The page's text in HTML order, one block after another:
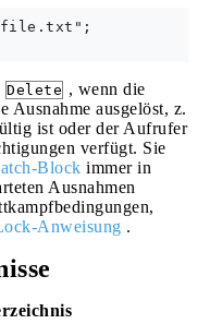
Delete , wenn die
Ausnahme ausgelöst, z.
ist oder der Aufrufer
verfügt. Sie
Block immer in
Ausnahmen
Anweisung .